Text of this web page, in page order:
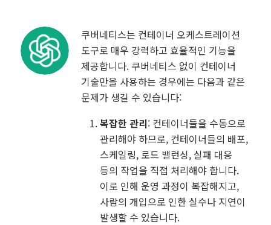
쿠버네티스는 컨테이너 오케스트레이션
도구로 매우 강력하고 효율적인 기능을
제공합니다. 쿠버네티스 없이 컨테이너
기술만을 사용하는 경우에는 다음과 같은
문제가 생길 수 있습니다:
복잡한 관리: 컨테이너들을 수동으로
관리해야 하므로, 컨테이너들의 배포,
스케일링, 로드 밸런싱, 실패 대응
등의 작업을 직접 처리해야 합니다.
이로 인해 운영 과정이 복잡해지고,
사람의 개입으로 인한 실수나 지연이
발생할 수 있습니다.